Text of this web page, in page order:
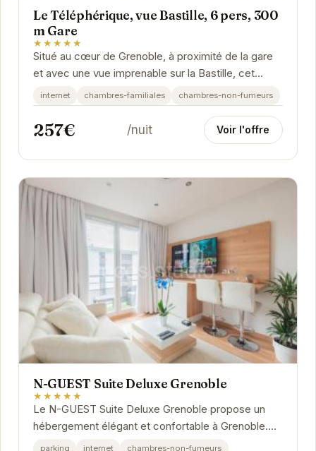
Le Téléphérique, vue Bastille, 6 pers, 300
m Gare
★★★★★
Situé au cœur de Grenoble, à proximité de la gare
et avec une vue imprenable sur la Bastille, cet
appartement offre un cadre idéal pour explorer...
internet chambres-familiales chambres-non-fumeurs
257€ /nuit Voir l'offre
N-GUEST Suite Deluxe Grenoble
★★★★★
Le N-GUEST Suite Deluxe Grenoble propose un
hébergement élégant et confortable à Grenoble.
Idéalement situé, il permet un accès facile aux...
parking internet chambres-non-fumeurs